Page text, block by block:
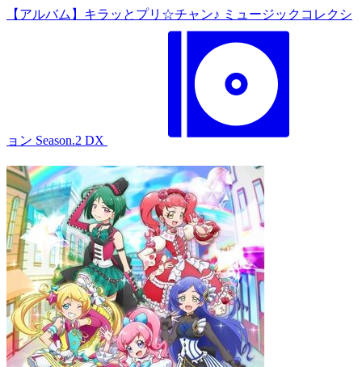
【アルバム】キラッとプリ☆チャン♪ ミュージックコレクシ
ョン Season.2 DX